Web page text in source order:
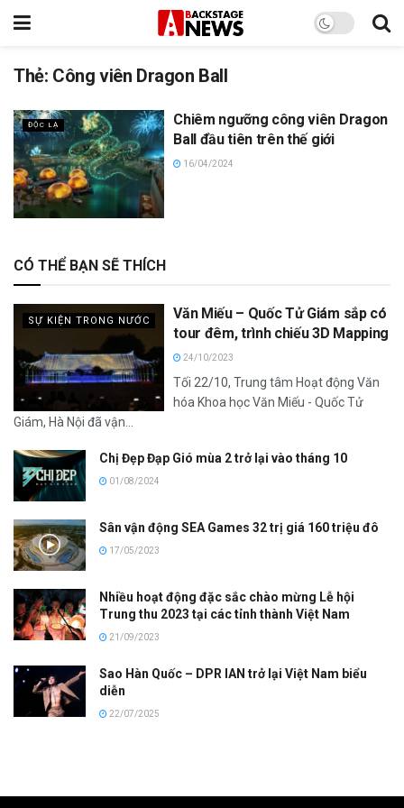
Thẻ: Công viên Dragon Ball
ĐỘC LẠ
Chiêm ngưỡng công viên Dragon
Ball đầu tiên trên thế giới
16/04/2024
CÓ THỂ BẠN SẼ THÍCH
SỰ KIỆN TRONG NƯỚC
Văn Miếu – Quốc Tử Giám sắp có
tour đêm, trình chiếu 3D Mapping
24/10/2023
Tối 22/10, Trung tâm Hoạt động Văn
hóa Khoa học Văn Miếu - Quốc Tử
Giám, Hà Nội đã vận...
Chị Đẹp Đạp Gió mùa 2 trở lại vào tháng 10
01/08/2024
Sân vận động SEA Games 32 trị giá 160 triệu đô
17/05/2023
Nhiều hoạt động đặc sắc chào mừng Lễ hội
Trung thu 2023 tại các tỉnh thành Việt Nam
21/09/2023
Sao Hàn Quốc – DPR IAN trở lại Việt Nam biểu
diễn
22/07/2025